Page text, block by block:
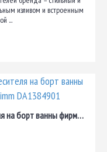
изливом и встроенным
...
Видеопрезентация врезного смесителя на борт ванны фирмы D&K серии Hessen Grimm DA1384901